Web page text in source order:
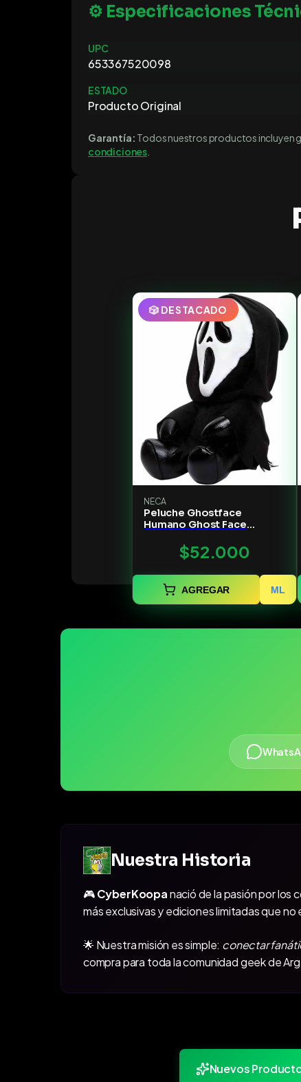
⚙️ Especificaciones
UPC
653367520098
ESTADO
Producto Original
Garantía: Todos nuestros productos incluyen
condiciones
🎲 DESTACADO
NECA
Peluche Ghostface
Humano Ghost Face
tamaño pequeño
$52.000
AGREGAR ML
Nuestra Historia
🎮CyberKoopanació de la pasión por los
más exclusivas y ediciones limitadas que
🌟 Nuestra misión es simple: conectar
compra para toda la comunidad geek de
Nuevos